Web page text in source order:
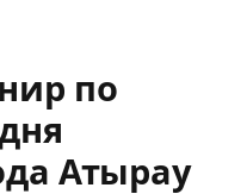
по
Атырау